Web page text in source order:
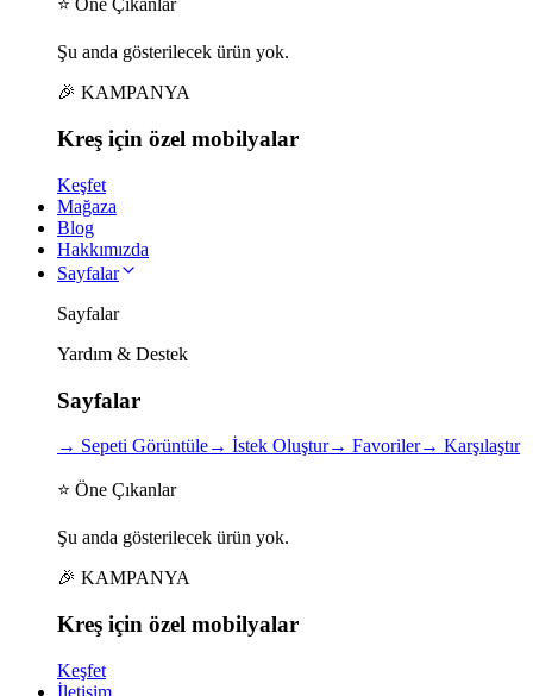
⭐ Öne Çıkanlar
Şu anda gösterilecek ürün yok.
🎉 KAMPANYA
Kreş için özel mobilyalar
Keşfet
Mağaza
Blog
Hakkımızda
Sayfalar
Sayfalar
Yardım & Destek
Sayfalar
→ Sepeti Görüntüle→ İstek Oluştur→ Favoriler→ Karşılaştır
⭐ Öne Çıkanlar
Şu anda gösterilecek ürün yok.
🎉 KAMPANYA
Kreş için özel mobilyalar
Keşfet
İletişim